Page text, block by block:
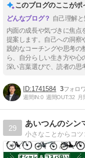
このブログのここがポ
自己理解
内面の成長や気づきに焦点
提案します。自己への洞察
践的なコーチングや思考の
ら、自分らしい生き方や
深い言葉選びで、読者の思
1741584 3
週間IN:0 週間OUT:32 月
29
あいつんのシン